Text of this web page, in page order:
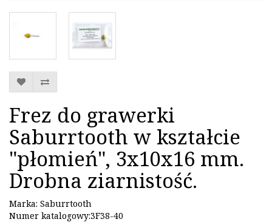
Frez do grawerki
Saburrtooth w kształcie
"płomień", 3x10x16 mm.
Drobna ziarnistość.
Marka: Saburrtooth
Numer katalogowy:3F38-40